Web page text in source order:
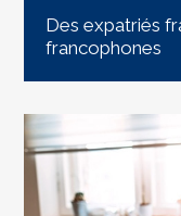
Des expatriés
francophones